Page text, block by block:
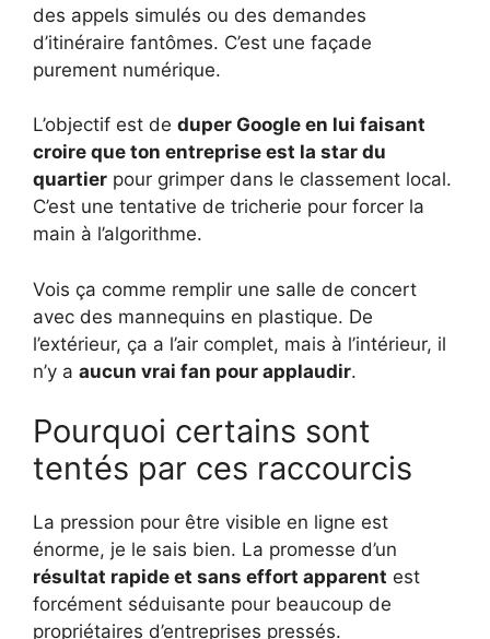
des appels simulés ou des demandes
d’itinéraire fantômes. C’est une façade
purement numérique.
L’objectif est de duper Google en lui faisant
croire que ton entreprise est la star du
quartier pour grimper dans le classement local.
C’est une tentative de tricherie pour forcer la
main à l’algorithme.
Vois ça comme remplir une salle de concert
avec des mannequins en plastique. De
l’extérieur, ça a l’air complet, mais à l’intérieur, il
n’y a aucun vrai fan pour applaudir.
Pourquoi certains sont
tentés par ces raccourcis
La pression pour être visible en ligne est
énorme, je le sais bien. La promesse d’un
résultat rapide et sans effort apparent est
forcément séduisante pour beaucoup de
propriétaires d’entreprises pressés.